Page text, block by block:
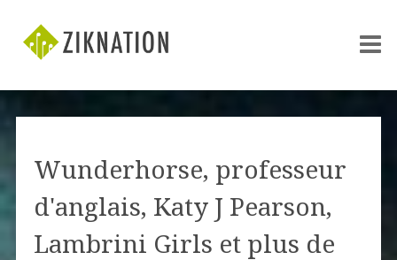
Wunderhorse, professeur
d'anglais, Katy J Pearson,
Lambrini Girls et plus de